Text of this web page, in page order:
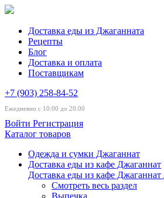
Доставка еды из Джаганната
Рецепты
Блог
Доставка и оплата
Поставщикам
+7 (903) 258-84-52
Ежедневно с 10:00 до 20:00
Войти Регистрация
Каталог товаров
Одежда и сумки Джаганнат
Доставка еды из кафе Джаганнат
Доставка еды из кафе Джаганнат
Смотреть весь раздел
Выпечка